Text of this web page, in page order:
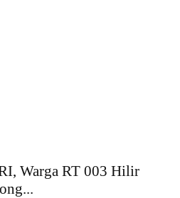
Warga RT 003 Hilir